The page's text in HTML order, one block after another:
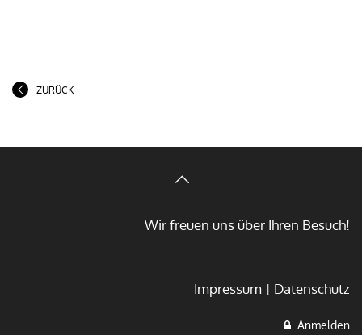
ZURÜCK
Wir freuen uns über Ihren Besuch!
Impressum Datenschutz
Anmelden